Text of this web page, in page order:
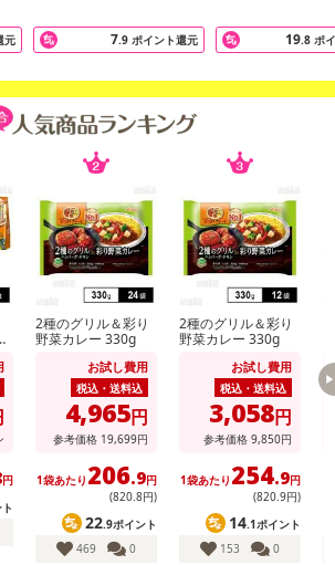
ルはお受けできません。
ずご確認いただき、お届けする商品セット
うえでお申し込みください。
リニューアル(成分など含む)等により、参考
バーコードなど、お届け商品と多少異なる場
の原料原産地表示制度]の経過措置期間の終
に記載の原産国・原材料の表記が旧表記の場
だいた上でお申込みください。なお、本理由
ャンセル・返品交換は対応いたしかねます。
まれております。
PAY、au PAY（auかんたん決済）、ソフトバ
楽天ペイ、メルペイ、AEON Pay、Amazon
、決済のため外部サイトへ遷移します。
す。ご了承いただいたうえでお申し込みくだ
元 7.9 ポイント還元 19.8 ポ
円
2種のグリル＆彩り
野菜カレー 330g
お試し費用
税込・送料込
4,965円
参考価格 19,699円
1袋あたり 206.9円
(820.8円)
22.9ポイント
469
0
2種のグリル＆彩り
野菜カレー 330g
お試し費用
税込・送料込
3,058円
参考価格 9,850円
1袋あたり 254.9円
(820.9円)
14.1ポイント
153
0